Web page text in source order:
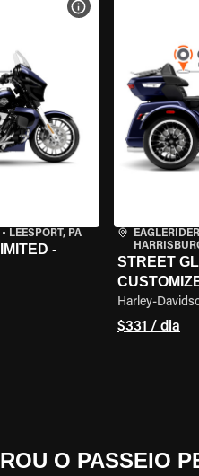
• LEESPORT, PA
-
VER
STREET
Harley-
$331 / dia
O PASSEIO